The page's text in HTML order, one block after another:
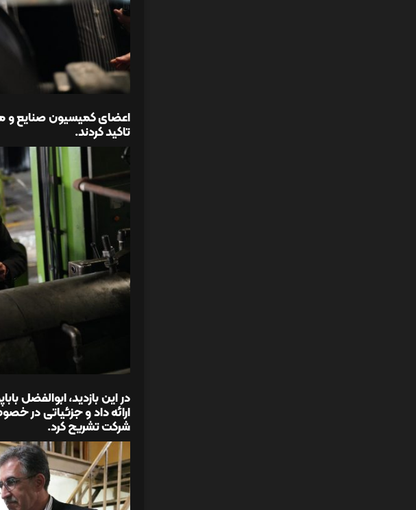
اعضای کمیسیون صنایع و
تاکید کردند.
در این بازدید، ابوالفضل
ارائه داد و جزئیاتی در
شرکت تشریح کرد.